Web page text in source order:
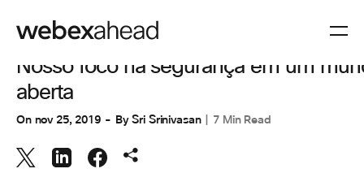
COLABORAÇÃO
Nosso foco na segurança em um
aberta
On nov 25, 2019 BySri Srinivasan 7 Min Read